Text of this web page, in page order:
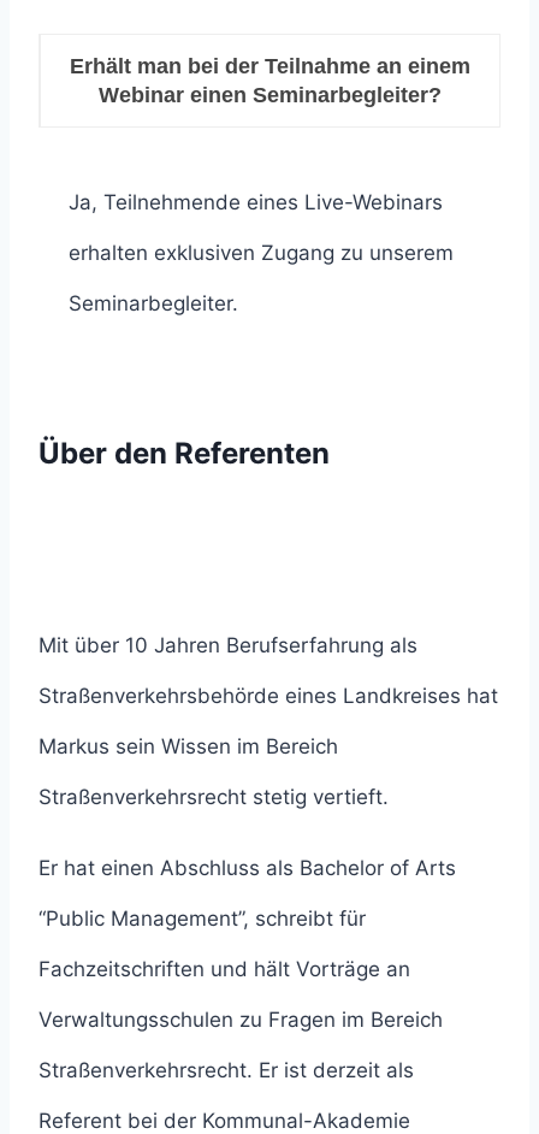
Erhält man bei der Teilnahme an einem
Webinar einen Seminarbegleiter?
Ja, Teilnehmende eines Live-Webinars
erhalten exklusiven Zugang zu unserem
Seminarbegleiter.
Über den Referenten
Mit über 10 Jahren Berufserfahrung als
Straßenverkehrsbehörde eines Landkreises hat
Markus sein Wissen im Bereich
Straßenverkehrsrecht stetig vertieft.
Er hat einen Abschluss als Bachelor of Arts
“Public Management”, schreibt für
Fachzeitschriften und hält Vorträge an
Verwaltungsschulen zu Fragen im Bereich
Straßenverkehrsrecht. Er ist derzeit als
Referent bei der Kommunal-Akademie